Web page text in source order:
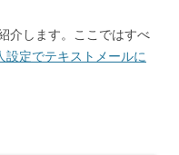
介します。ここではすべ
設定でテキストメールに